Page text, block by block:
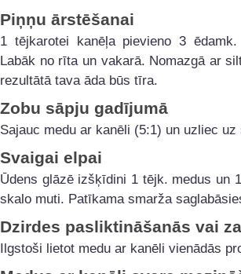
Piņņu ārstēšanai
1 tējkarotei kanēļa pievieno 3
Labāk no rīta un vakarā. Nomazgā ar
rezultātā tava āda būs tīra.
Zobu sāpju gadījumā
Sajauc medu ar kanēli (5:1) un uzliec uz
Svaigai elpai
Ūdens glāzē izšķīdini 1 tējk. medus un
skalo muti. Patīkama smarža
Dzirdes pasliktināšanās vai
Ilgstoši lietot medu ar kanēli vienādās